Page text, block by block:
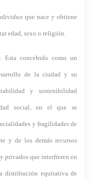
que nace y obtiene
edad, sexo o religión.
Esta concebido como un
de la ciudad y su
y sostenibilidad
social, en el que se
y fragilidades de
y de los demás recursos
privados que interfieren en
distribución equitativa de